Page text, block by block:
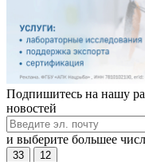
Подпишитесь на нашу
новостей
и выберите большее
33 12